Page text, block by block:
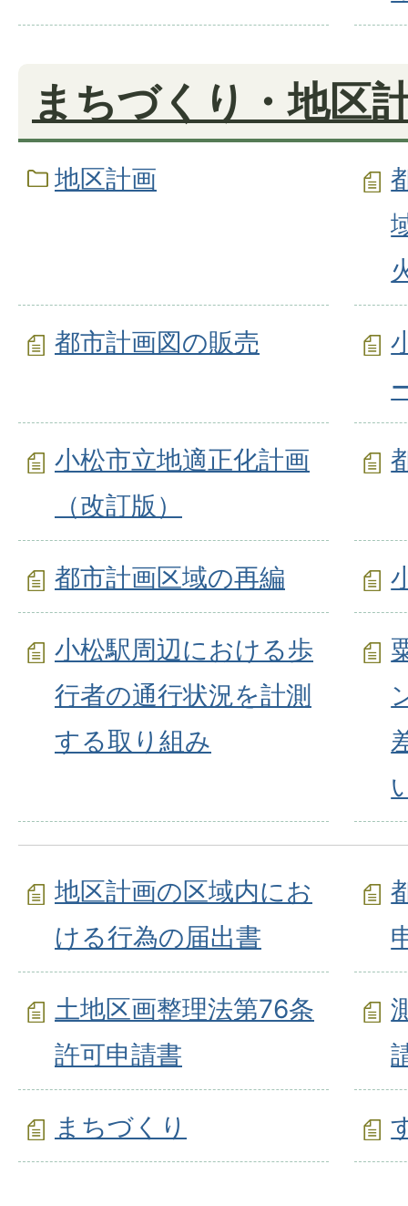
まちづくり・地区
地区計画
都市計画図の販売
小松市立地適正化計画
（改訂版）
都市計画区域の再編
小松駅周辺における歩
行者の通行状況を計測
する取り組み
地区計画の区域内にお
ける行為の届出書
土地区画整理法第76条
許可申請書
まちづくり